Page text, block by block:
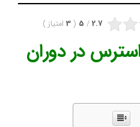
2.7
/
5
(
3 امتیاز)
در دوران